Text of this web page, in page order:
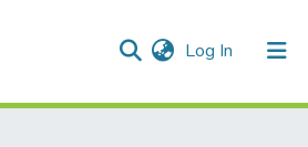
Log In (current)